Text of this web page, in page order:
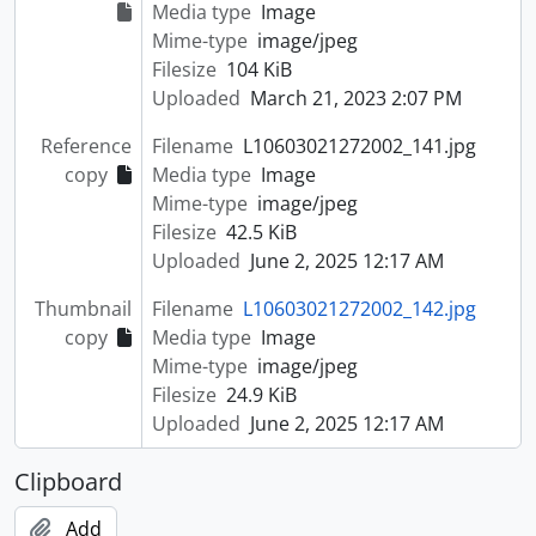
Media type Image
Mime-type image/jpeg
Filesize 104 KiB
Uploaded March 21, 2023 2:07 PM
Reference
copy
Filename L10603021272002_141.jpg
Media type Image
Mime-type image/jpeg
Filesize 42.5 KiB
Uploaded June 2, 2025 12:17 AM
Thumbnail
copy
Filename L10603021272002_142.jpg
Media type Image
Mime-type image/jpeg
Filesize 24.9 KiB
Uploaded June 2, 2025 12:17 AM
Clipboard
Add